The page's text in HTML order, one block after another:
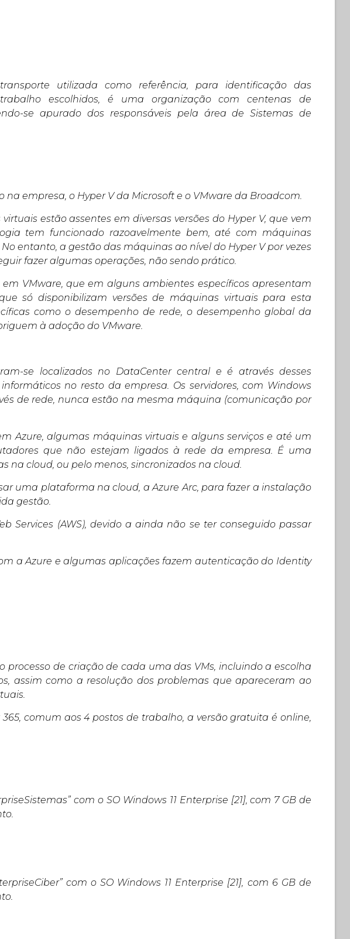
utilizada como referência, para identificação das
escolhidos, é uma organização com centenas de
se apurado dos responsáveis pela área de Sistemas de
empresa, o Hyper V da Microsoft e o VMware da Broadcom.
estão assentes em diversas versões do Hyper V, que vem
tem funcionado razoavelmente bem, até com máquinas
entanto, a gestão das máquinas ao nível do Hyper V por vezes
fazer algumas operações, não sendo prático.
em VMware, que em alguns ambientes específicos apresentam
só disponibilizam versões de máquinas virtuais para esta
como o desempenho de rede, o desempenho global da
à adoção do VMware.
se localizados no DataCenter central e é através desses
no resto da empresa. Os servidores, com Windows
de rede, nunca estão na mesma máquina (comunicação por
Azure, algumas máquinas virtuais e alguns serviços e até um
que não estejam ligados à rede da empresa. É uma
na cloud, ou pelo menos, sincronizados na cloud.
uma plataforma na cloud, a Azure Arc, para fazer a instalação
gestão.
Services (AWS), devido a ainda não se ter conseguido passar
a Azure e algumas aplicações fazem autenticação do Identity
processo de criação de cada uma das VMs, incluindo a escolha
assim como a resolução dos problemas que apareceram ao
comum aos 4 postos de trabalho, a versão gratuita é online,
com o SO Windows 11 Enterprise [21], com 7 GB de
com o SO Windows 11 Enterprise [21], com 6 GB de